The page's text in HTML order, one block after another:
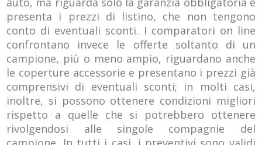
presenta i prezzi di listino, che non tengono
conto di eventuali sconti. I comparatori on line
confrontano invece le offerte soltanto di un
campione, più o meno ampio, riguardano anche
le coperture accessorie e presentano i prezzi già
comprensivi di eventuali sconti; in molti casi,
inoltre, si possono ottenere condizioni migliori
rispetto a quelle che si potrebbero ottenere
rivolgendosi alle singole compagnie del